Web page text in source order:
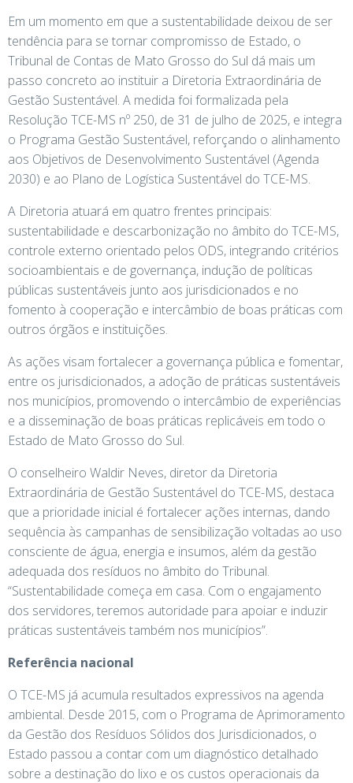
Em um momento em que a sustentabilidade deixou de ser
tendência para se tornar compromisso de Estado, o
Tribunal de Contas de Mato Grosso do Sul dá mais um
passo concreto ao instituir a Diretoria Extraordinária de
Gestão Sustentável. A medida foi formalizada pela
Resolução TCE-MS nº 250, de 31 de julho de 2025, e integra
o Programa Gestão Sustentável, reforçando o alinhamento
aos Objetivos de Desenvolvimento Sustentável (Agenda
2030) e ao Plano de Logística Sustentável do TCE-MS.
A Diretoria atuará em quatro frentes principais:
sustentabilidade e descarbonização no âmbito do TCE-MS,
controle externo orientado pelos ODS, integrando critérios
socioambientais e de governança, indução de políticas
públicas sustentáveis junto aos jurisdicionados e no
fomento à cooperação e intercâmbio de boas práticas com
outros órgãos e instituições.
As ações visam fortalecer a governança pública e fomentar,
entre os jurisdicionados, a adoção de práticas sustentáveis
nos municípios, promovendo o intercâmbio de experiências
e a disseminação de boas práticas replicáveis em todo o
Estado de Mato Grosso do Sul.
O conselheiro Waldir Neves, diretor da Diretoria
Extraordinária de Gestão Sustentável do TCE-MS, destaca
que a prioridade inicial é fortalecer ações internas, dando
sequência às campanhas de sensibilização voltadas ao uso
consciente de água, energia e insumos, além da gestão
adequada dos resíduos no âmbito do Tribunal.
“Sustentabilidade começa em casa. Com o engajamento
dos servidores, teremos autoridade para apoiar e induzir
práticas sustentáveis também nos municípios”.
Referência nacional
O TCE-MS já acumula resultados expressivos na agenda
ambiental. Desde 2015, com o Programa de Aprimoramento
da Gestão dos Resíduos Sólidos dos Jurisdicionados, o
Estado passou a contar com um diagnóstico detalhado
sobre a destinação do lixo e os custos operacionais da